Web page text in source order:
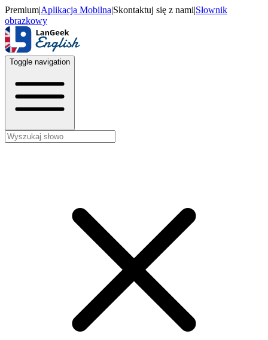
Premium|Aplikacja Mobilna|Skontaktuj się z nami|Słownik
obrazkowy
Toggle navigation